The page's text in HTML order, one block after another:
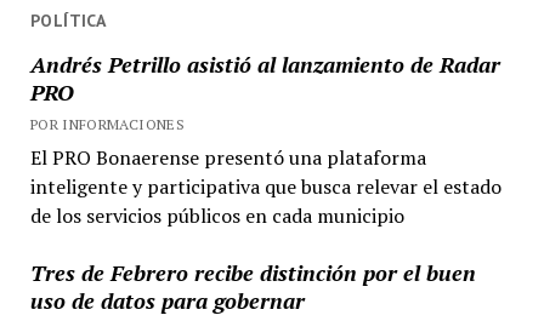
POLÍTICA
Andrés Petrillo asistió al lanzamiento de Radar
PRO
POR INFORMACIONES
El PRO Bonaerense presentó una plataforma
inteligente y participativa que busca relevar el estado
de los servicios públicos en cada municipio
Tres de Febrero recibe distinción por el buen
uso de datos para gobernar